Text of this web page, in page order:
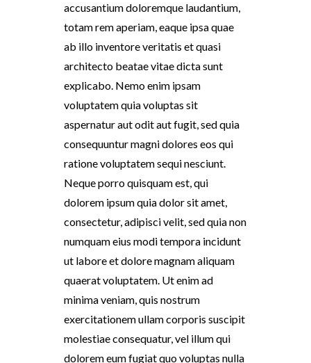
accusantium doloremque laudantium,
totam rem aperiam, eaque ipsa quae
ab illo inventore veritatis et quasi
architecto beatae vitae dicta sunt
explicabo. Nemo enim ipsam
voluptatem quia voluptas sit
aspernatur aut odit aut fugit, sed quia
consequuntur magni dolores eos qui
ratione voluptatem sequi nesciunt.
Neque porro quisquam est, qui
dolorem ipsum quia dolor sit amet,
consectetur, adipisci velit, sed quia non
numquam eius modi tempora incidunt
ut labore et dolore magnam aliquam
quaerat voluptatem. Ut enim ad
minima veniam, quis nostrum
exercitationem ullam corporis suscipit
molestiae consequatur, vel illum qui
dolorem eum fugiat quo voluptas nulla